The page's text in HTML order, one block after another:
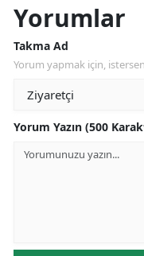
Yorumlar
Takma Ad
Yorum yapmak için,
Yorum Yazın (500